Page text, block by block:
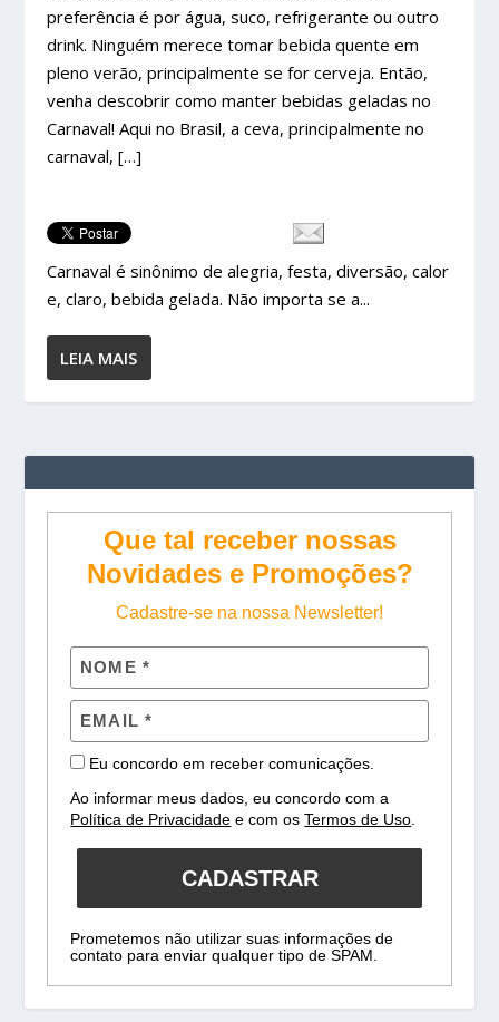
preferência é por água, suco, refrigerante ou outro
drink. Ninguém merece tomar bebida quente em
pleno verão, principalmente se for cerveja. Então,
venha descobrir como manter bebidas geladas no
Carnaval! Aqui no Brasil, a ceva, principalmente no
carnaval, […]
Carnaval é sinônimo de alegria, festa, diversão, calor
e, claro, bebida gelada. Não importa se a...
LEIA MAIS
Que tal receber nossas
Novidades e Promoções?
Cadastre-se na nossa Newsletter!
Eu concordo em receber comunicações.
Ao informar meus dados, eu concordo com a
Política de Privacidade e com osTermos de Uso
CADASTRAR
Prometemos não utilizar suas informações de
contato para enviar qualquer tipo de SPAM.